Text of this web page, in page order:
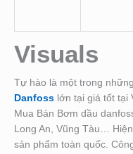
Visuals
Tự hào là một trong
Danfoss lớn tại giá tốt tại
Mua Bán Bơm dầu
Long An, Vũng Tàu…
sản phẩm toàn quốc.